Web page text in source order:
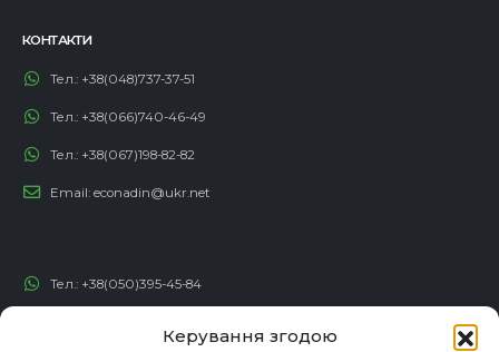
Керування згодою
КОНТАКТИ
Тел.: +38(048)737-37-51
Тел.: +38(066)740-46-49
Тел.: +38(067)198-82-82
Email: econadin@ukr.net
Тел.: +38(050)395-45-84